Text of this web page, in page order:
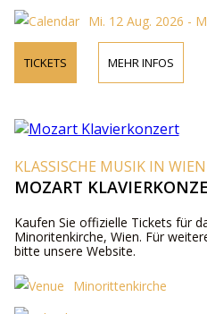
Mi. 12 Aug. 2026 -
TICKETS MEHR INFOS
KLASSISCHE MUSIK IN WIEN
MOZART
Kaufen Sie offizielle Tickets für
Minoritenkirche, Wien. Für
bitte unsere Website.
Minorittenkirche